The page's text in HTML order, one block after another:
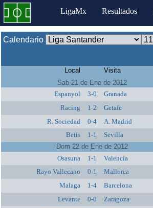
LigaMx Resultados
Calendario
Local Visita
Sab 21 de Ene de 2012
Espanyol
3-0 Granada
Racing
1-2 Getafe
R. Sociedad
0-4 A. Madrid
Betis
1-1 Sevilla
Dom 22 de Ene de 2012
Osasuna
1-1 Valencia
Rayo Vallecano
0-1 Mallorca
Malaga
1-4 Barcelona
Levante
0-0 Zaragoza